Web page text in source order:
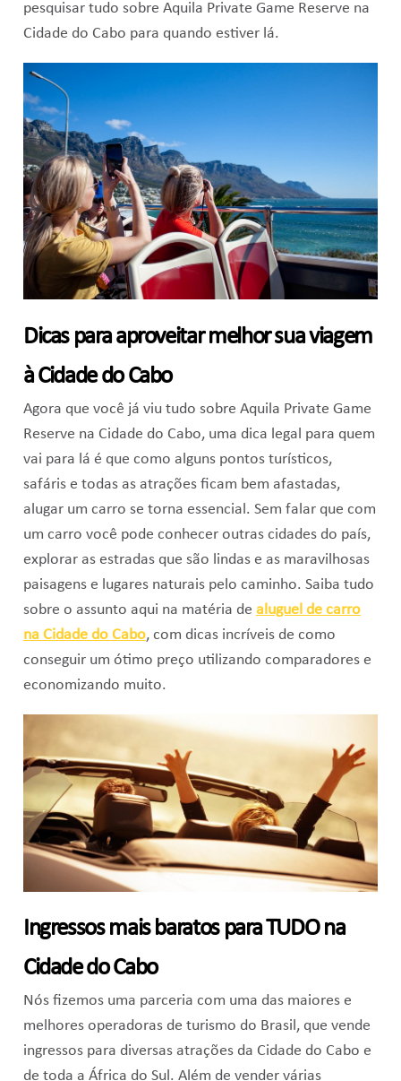
pesquisar tudo sobre Aquila Private Game Reserve na
Cidade do Cabo para quando estiver lá.
Dicas para aproveitar melhor sua viagem
à Cidade do Cabo
Agora que você já viu tudo sobre Aquila Private Game
Reserve na Cidade do Cabo, uma dica legal para quem
vai para lá é que como alguns pontos turísticos,
safáris e todas as atrações ficam bem afastadas,
alugar um carro se torna essencial. Sem falar que com
um carro você pode conhecer outras cidades do país,
explorar as estradas que são lindas e as maravilhosas
paisagens e lugares naturais pelo caminho. Saiba tudo
sobre o assunto aqui na matéria de aluguel de carro
na Cidade do Cabo, com dicas incríveis de como
conseguir um ótimo preço utilizando comparadores e
economizando muito.
Ingressos mais baratos para TUDO na
Cidade do Cabo
Nós fizemos uma parceria com uma das maiores e
melhores operadoras de turismo do Brasil, que vende
ingressos para diversas atrações da Cidade do Cabo e
de toda a África do Sul. Além de vender várias